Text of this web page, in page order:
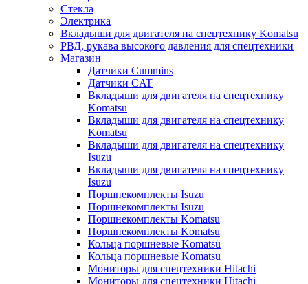
Стекла
Электрика
Вкладыши для двигателя на спецтехнику Komatsu
РВД, рукава высокого давления для спецтехники
Магазин
Датчики Cummins
Датчики CAT
Вкладыши для двигателя на спецтехнику
Komatsu
Вкладыши для двигателя на спецтехнику
Komatsu
Вкладыши для двигателя на спецтехнику
Isuzu
Вкладыши для двигателя на спецтехнику
Isuzu
Поршнекомплекты Isuzu
Поршнекомплекты Isuzu
Поршнекомплекты Komatsu
Поршнекомплекты Komatsu
Кольца поршневые Komatsu
Кольца поршневые Komatsu
Мониторы для спецтехники Hitachi
Мониторы для спецтехники Hitachi